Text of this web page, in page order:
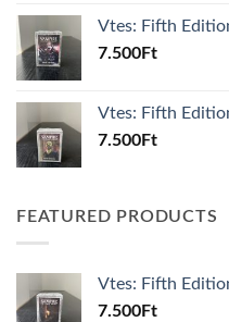
Vtes: Fifth
7.500Ft
Vtes: Fifth
7.500Ft
FEATURED PRODUCTS
Vtes: Fifth
7.500Ft